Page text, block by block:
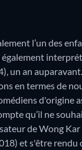
l’un des
également
un an
en termes de
d'origine
qu’il ne
de Wong
et s'être rendu